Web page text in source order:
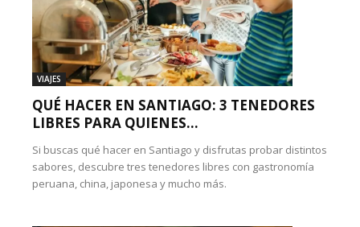
VIAJES
QUÉ HACER EN SANTIAGO: 3 TENEDORES
LIBRES PARA QUIENES...
Si buscas qué hacer en Santiago y disfrutas probar distintos
sabores, descubre tres tenedores libres con gastronomía
peruana, china, japonesa y mucho más.